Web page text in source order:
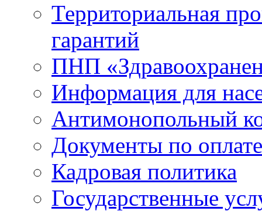
Территориальная
гарантий
ПНП
Информация для
Антимонопольный
Документы по
Кадровая политика
Государственные